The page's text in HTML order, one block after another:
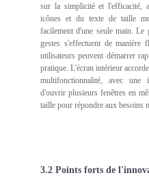
sur la simplicité et l'efficacité,
icônes et du texte de taille
facilement d'une seule main. Le
gestes s'effectuent de
utilisateurs peuvent démarrer
pratique. L'écran intérieur
multifonctionnalité, avec une
d'ouvrir plusieurs fenêtres en
taille pour répondre aux besoins
3.2 Points forts de